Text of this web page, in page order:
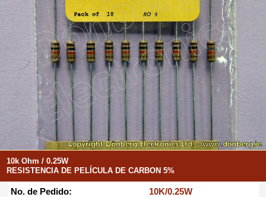
10k Ohm / 0.25W
RESISTENCIA DE PELÍCULA DE CARBON 5%
No. de Pedido:
10K/0.25W